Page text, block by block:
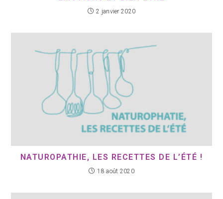
2 janvier 2020
NATUROPATHIE, LES RECETTES DE L’ÉTÉ !
18 août 2020